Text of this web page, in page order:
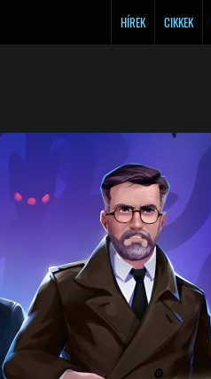
HÍREK CIKKEK